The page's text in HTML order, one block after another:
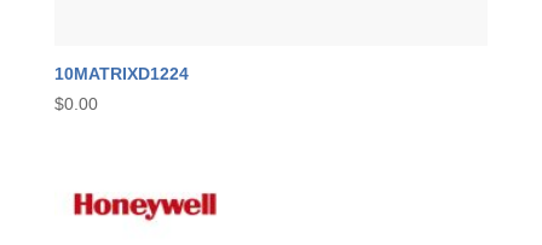
10MATRIXD1224
$0.00